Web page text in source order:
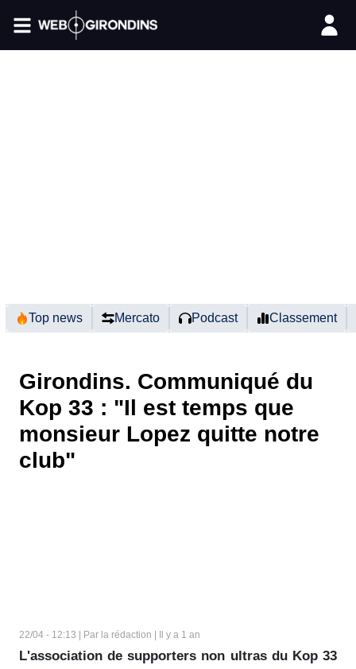
Top news Mercato Podcast Classement
Girondins. Communiqué du
Kop 33 : "Il est temps que
monsieur Lopez quitte notre
club"
22/04 - 12:13 | Par la rédaction | Il y a 1 an
L'association de supporters non ultras du Kop 33